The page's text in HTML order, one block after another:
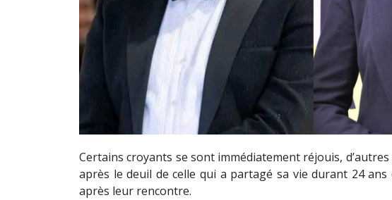
Certains croyants se sont immédiatement réjouis,
après le deuil de celle qui a partagé sa vie durant 24 ans
après leur rencontre.